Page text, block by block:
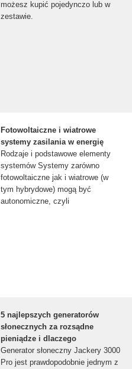
możesz kupić pojedynczo lub w
zestawie.
Fotowoltaiczne i wiatrowe
systemy zasilania w energię
Rodzaje i podstawowe elementy
systemów Systemy zarówno
fotowoltaiczne jak i wiatrowe (w
tym hybrydowe) mogą być
autonomiczne, czyli
5 najlepszych generatorów
słonecznych za rozsądne
pieniądze i dlaczego
Generator słoneczny Jackery 3000
Pro jest prawdopodobnie jednym z